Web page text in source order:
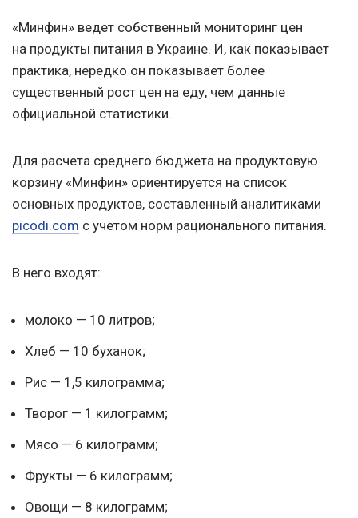
«Минфин» ведет собственный мониторинг цен
на продукты питания в Украине. И, как показывает
практика, нередко он показывает более
существенный рост цен на еду, чем данные
официальной статистики.
Для расчета среднего бюджета на продуктовую
корзину «Минфин» ориентируется на список
основных продуктов, составленный аналитиками
picodi.com с учетом норм рационального питания.
В него входят:
молоко — 10 литров;
Хлеб — 10 буханок;
Рис — 1,5 килограмма;
Творог — 1 килограмм;
Мясо — 6 килограмм;
Фрукты — 6 килограмм;
Овощи — 8 килограмм;